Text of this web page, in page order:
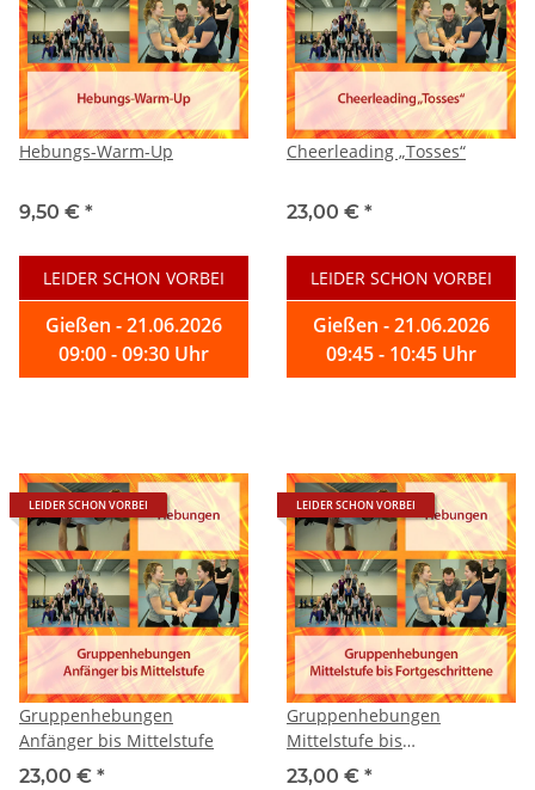
Hebungs-Warm-Up
9,50 € *
LEIDER SCHON VORBEI
Gießen - 21.06.2026
09:00 - 09:30 Uhr
Cheerleading „Tosses“
23,00 € *
LEIDER SCHON VORBEI
Gießen - 21.06.2026
09:45 - 10:45 Uhr
LEIDER SCHON VORBEI
Gruppenhebungen
Anfänger bis Mittelstufe
23,00 € *
LEIDER SCHON VORBEI
Gruppenhebungen
Mittelstufe bis
Fortgeschrittene
23,00 € *